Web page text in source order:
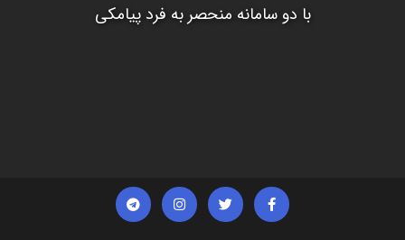
با دو سامانه منحصر به فرد پیامکی
F
a
c
T
w
i
I
n
s
T
e
l